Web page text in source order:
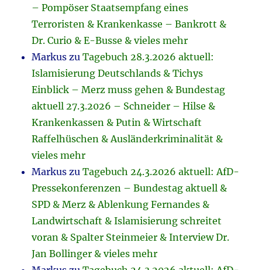
– Pompöser Staatsempfang eines
Terroristen & Krankenkasse – Bankrott &
Dr. Curio & E-Busse & vieles mehr
Markus zuTagebuch 28.3.2026 aktuell:
Islamisierung Deutschlands & Tichys
Einblick – Merz muss gehen & Bundestag
aktuell 27.3.2026 – Schneider – Hilse &
Krankenkassen & Putin & Wirtschaft
Raffelhüschen & Ausländerkriminalität &
vieles mehr
Markus zuTagebuch 24.3.2026 aktuell: AfD-
Pressekonferenzen – Bundestag aktuell &
SPD & Merz & Ablenkung Fernandes &
Landwirtschaft & Islamisierung schreitet
voran & Spalter Steinmeier & Interview Dr.
Jan Bollinger & vieles mehr